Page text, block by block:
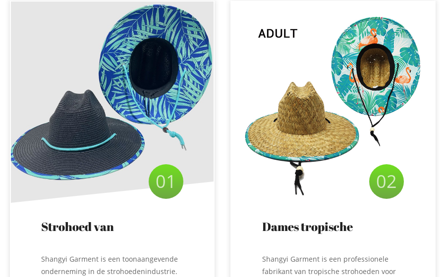
Strohoed van
Shangyi Garment is een toonaangevende
onderneming in de strohoedenindustrie.
01
Dames tropische
Shangyi Garment is een professionele
fabrikant van tropische strohoeden voor
02